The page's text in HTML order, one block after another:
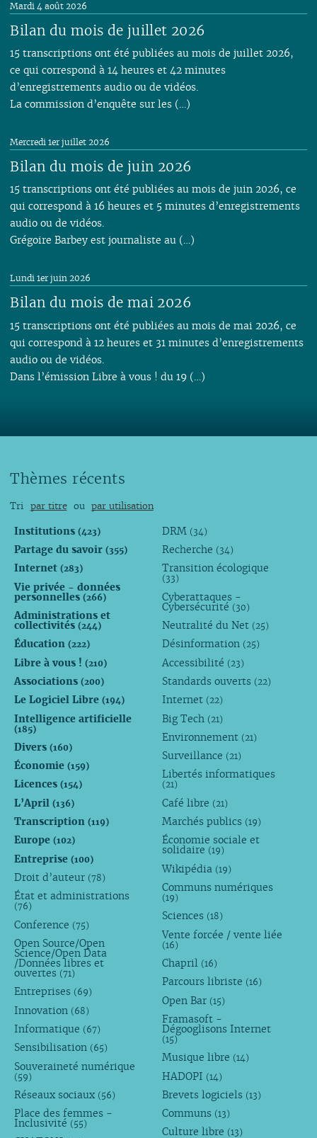
01
01
01
Bilan du mois de juillet 2026
Mardi 4 août 2026
15 transcriptions ont été publiées au mois de juillet 2026,
ce qui correspond à 14 heures et 42 minutes
d’enregistrements audio ou de vidéos.
La commission d’enquête sur les (…)
Bilan du mois de juin 2026
Mercredi 1er juillet 2026
15 transcriptions ont été publiées au mois de juin 2026, ce
qui correspond à 16 heures et 5 minutes d’enregistrements
audio ou de vidéos.
Grégoire Barbey est journaliste au (…)
Bilan du mois de mai 2026
Lundi 1er juin 2026
15 transcriptions ont été publiées au mois de mai 2026, ce
qui correspond à 12 heures et 31 minutes d’enregistrements
audio ou de vidéos.
Dans l’émission Libre à vous ! du 19 (…)
Thèmes récents
Tri par titre ou par utilisation
Institutions (423)
Partage du savoir (355)
Internet (283)
Vie privée - données
personnelles (266)
Administrations et
collectivités (244)
Éducation (222)
Libre à vous ! (210)
Associations (200)
Le Logiciel Libre (194)
Intelligence artificielle
(185)
Divers (160)
Économie (159)
Licences (154)
L’April (136)
Transcription (119)
Europe (102)
Entreprise (100)
Droit d’auteur (78)
État et administrations
(76)
Conference (75)
Open Source/Open
Science/Open Data
/Données libres et
ouvertes (71)
Entreprises (69)
Innovation (68)
Informatique (67)
Sensibilisation (65)
Souveraineté numérique
(59)
Réseaux sociaux (56)
Place des femmes -
Inclusivité (55)
DRM (34)
Recherche (34)
Transition écologique
(33)
Cyberattaques -
Cybersécurité (30)
Neutralité du Net (25)
Désinformation (25)
Accessibilité (23)
Standards ouverts (22)
Internet (22)
Big Tech (21)
Environnement (21)
Surveillance (21)
Libertés informatiques
(21)
Café libre (21)
Marchés publics (19)
Économie sociale et
solidaire (19)
Wikipédia (19)
Communs numériques
(19)
Sciences (18)
Vente forcée / vente liée
(16)
Chapril (16)
Parcours libriste (16)
Open Bar (15)
Framasoft -
Dégooglisons Internet
(15)
Musique libre (14)
HADOPI (14)
Brevets logiciels (13)
Communs (13)
Culture libre (13)